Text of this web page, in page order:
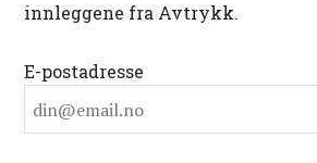
innleggene fra Avtrykk.
E-postadresse